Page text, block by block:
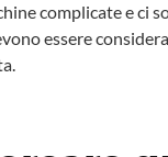
complicate e ci
essere